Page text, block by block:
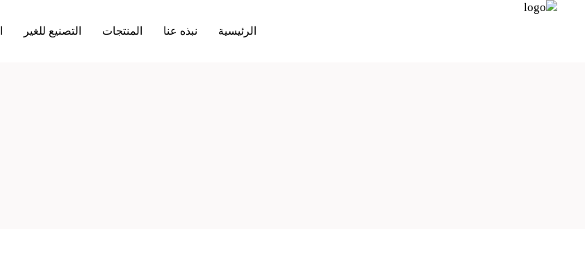
الرئيسية نبذه عنا المنتجات التصنيع للغير